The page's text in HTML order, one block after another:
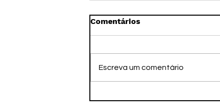
Comentários
Escreva um comentário